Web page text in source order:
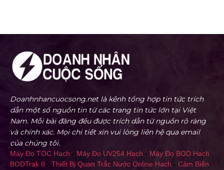
Doanhnhancuocsong.net là kênh tổng hợp tin tức trích
dẫn một số nguồn tin từ các trang tin tức lớn tại Việt
Nam. Mỗi bài đăng đều được trích dẫn từ nguồn rõ ràng
và chính xác. Mọi chi tiết xin vui lòng liên hệ qua email
của chúng tôi.
Máy Đo TOC Hach - Máy Đo UV254 Hach - Máy Đo BOD Hach
BODTrak II - Thiết Bị Quan Trắc Nước Online Hach - Cảm Biến